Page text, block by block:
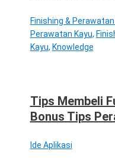
Finishing &
Perawatan Kayu,
Kayu, Knowledge
Tips Membeli
Bonus Tips
Ide Aplikasi